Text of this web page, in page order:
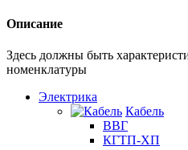
Описание
Здесь должны быть
номенклатуры
Электрика
Кабель
ВВГ
КГТП-ХП